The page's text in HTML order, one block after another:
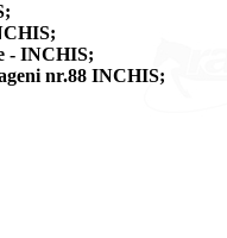
- INCHIS;
nr.88 INCHIS;